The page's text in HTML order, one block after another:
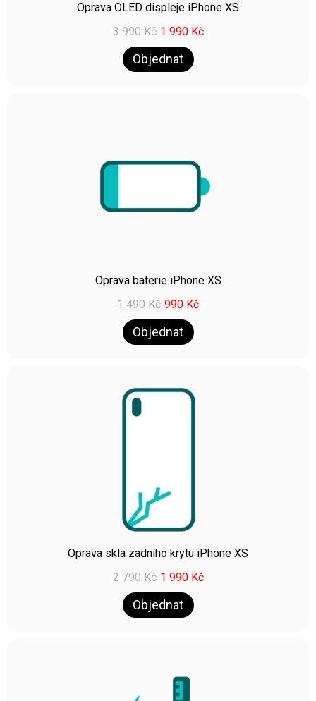
Oprava OLED displeje iPhone XS
3 990Kč 1 990 Kč
Objednat
Oprava baterie iPhone XS
1 490Kč 990 Kč
Objednat
Oprava skla zadního krytu iPhone XS
2 790Kč 1 990 Kč
Objednat